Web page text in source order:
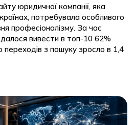
юридичної компанії, яка
потребувала особливого
професіоналізму. За час
вивести в топ-10 62%
переходів з пошуку зросло в 1,4